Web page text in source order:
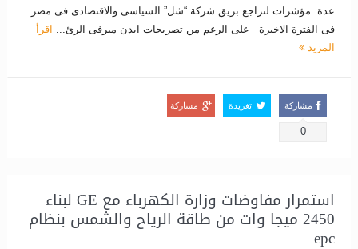
عدة مؤشرات لتراجع بريق شركة “شل” السياسى والاقتصادى فى مصر
فى الفترة الاخيرة على الرغم من تصريحات ايدن ميرفى الرئ... اقرأ
المزيد
مشاركة
0
تغريدة مشاركة
استمرار مفاوضات وزارة الكهرباء مع GE لبناء
2450 ميجا وات من طاقة الرياح والشمس بنظام
epc